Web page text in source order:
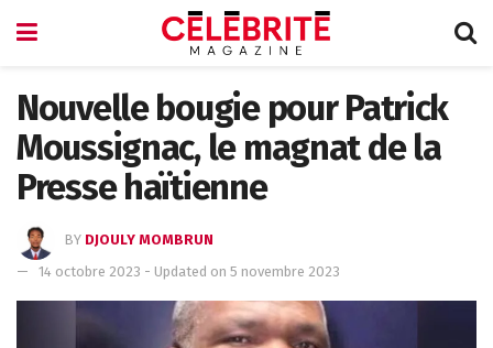
Nouvelle bougie pour Patrick
Moussignac, le magnat de la
Presse haïtienne
BY DJOULY MOMBRUN
14 octobre 2023 - Updated on 5 novembre 2023